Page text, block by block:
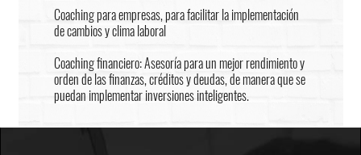
Coaching para empresas, para facilitar la implementación
de cambios y clima laboral
Coaching financiero: Asesoría para un mejor rendimiento y
orden de las finanzas, créditos y deudas, de manera que se
puedan implementar inversiones inteligentes.